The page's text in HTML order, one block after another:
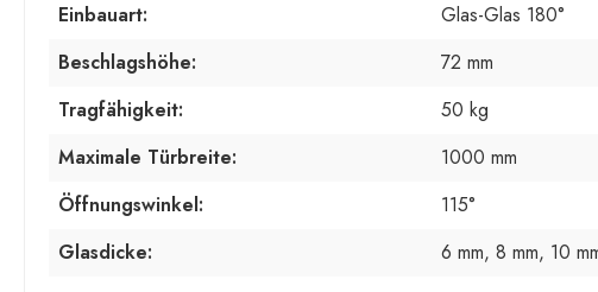
Einbauart:
Glas-Glas 180°
Beschlagshöhe:
72 mm
Tragfähigkeit:
50 kg
Maximale Türbreite:
1000 mm
Öffnungswinkel:
115°
Glasdicke:
6 mm, 8 mm, 10